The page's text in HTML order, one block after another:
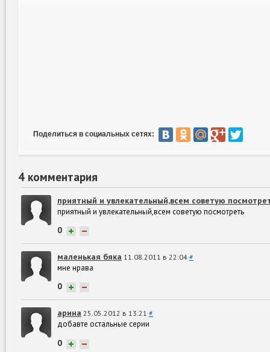
Поделиться в социальных сетях:
4 комментария
приятный и увлекательный,всем советую
приятный и увлекательный,всем советую посмотреть
0 + −
маленькая бяка 11.08.2011 в 22:04 #
мне нрава
0 + −
арина 25.05.2012 в 13:21 #
добавте остальные серии
0 + −